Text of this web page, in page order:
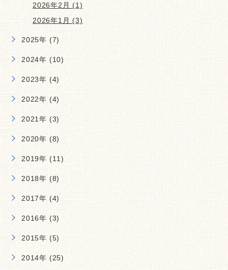
2026年2月 (1)
2026年1月 (3)
2025年 (7)
2024年 (10)
2023年 (4)
2022年 (4)
2021年 (3)
2020年 (8)
2019年 (11)
2018年 (8)
2017年 (4)
2016年 (3)
2015年 (5)
2014年 (25)